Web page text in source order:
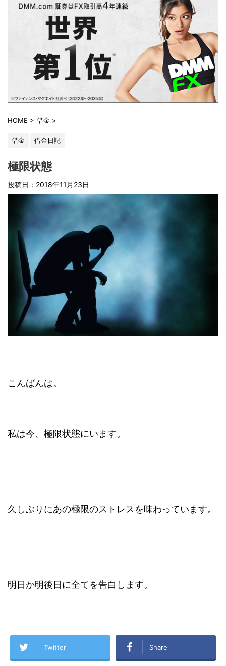
HOME > 借金 >
借金 借金日記
極限状態
投稿日： 2018年11月23日
こんばんは。
私は今、極限状態にいます。
久しぶりにあの極限のストレスを味わっています。
明日か明後日に全てを告白します。
Twitter Share